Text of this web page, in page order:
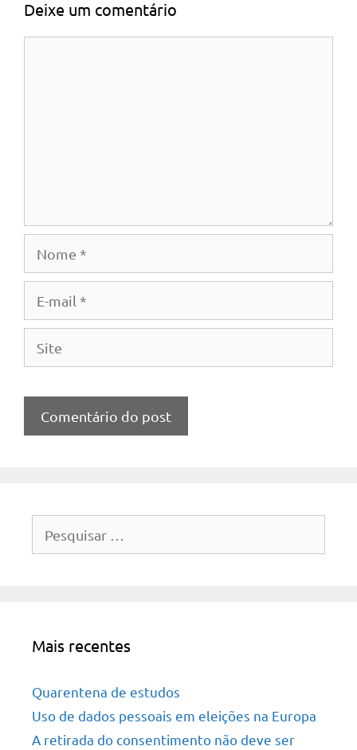
Deixe um comentário
por:
Mais recentes
Quarentena de estudos
Uso de dados pessoais em eleições na Europa
A retirada do consentimento não deve ser